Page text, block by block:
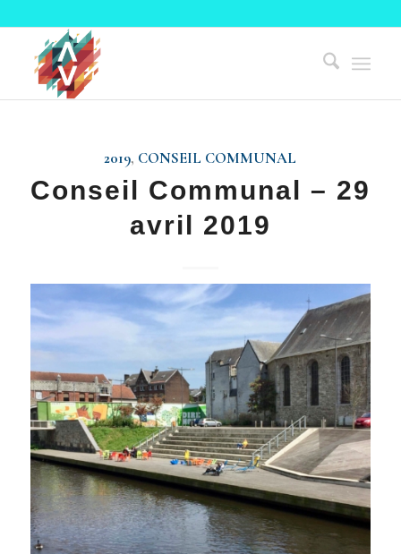
2019, CONSEIL COMMUNAL
Conseil Communal – 29
avril 2019